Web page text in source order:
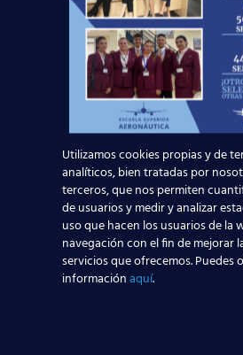
 Ampliarás tus
inevitable; compañeros de
culturas, bases en el
todo el mundo.
Calidad de vida y tiempo
profesión que te permite
tiempo libre, donde
programaciones
y donde te aseguramos
libres que en la mayoría de
Sin rutinas: Es un trabajo
rutinario, divertido y lleno
día será diferente y,
compañeros y un jefe
Utilizamos cookies propias y de
analíticos, bien tratadas por
terceros, que nos permiten
de usuarios y medir y analizar
uso que hacen los usuarios de la
navegación con el fin de mejorar
servicios que ofrecemos. Puedes
informaciónaquí.